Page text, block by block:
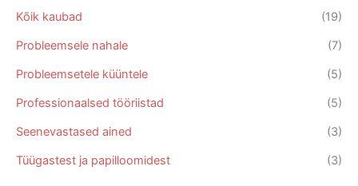
chosen
the
product
page
Kõik kaubad
(19)
Probleemsele nahale
(7)
Probleemsetele küüntele
(5)
Professionaalsed tööriistad
(5)
Seenevastased ained
(3)
Tüügastest ja papilloomidest
(3)